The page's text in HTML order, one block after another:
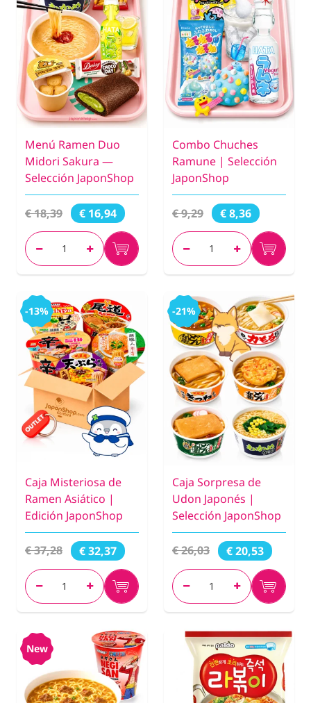
Menú Ramen Duo
Midori Sakura —
Selección JaponShop
€ 18,39 € 16,94
Combo Chuches
Ramune | Selección
JaponShop
€ 9,29 € 8,36
-13%
Caja Misteriosa de
Ramen Asiático |
Edición JaponShop
€ 37,28 € 32,37
-21%
Caja Sorpresa de
Udon Japonés |
Selección JaponShop
€ 26,03 € 20,53
New